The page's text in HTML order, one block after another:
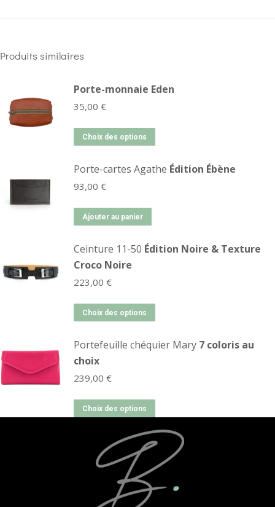
Produits similaires
Porte-monnaie Eden
35,00 €
Choix des options
Porte-cartes Agathe Édition Ébène
93,00 €
Ajouter au panier
Ceinture 11-50 Édition Noire & Texture
Croco Noire
223,00 €
Choix des options
Portefeuille chéquier Mary 7 coloris au
choix
239,00 €
Choix des options